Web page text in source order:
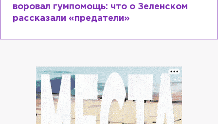
воровал гумпомощь: что о Зеленском
рассказали «предатели»